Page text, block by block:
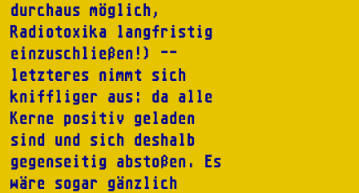
durchaus möglich,
Radiotoxika langfristig
einzuschließen!) --
letzteres nimmt sich
kniffliger aus: da alle
Kerne positiv geladen
sind und sich deshalb
gegenseitig abstoßen. Es
wäre sogar gänzlich